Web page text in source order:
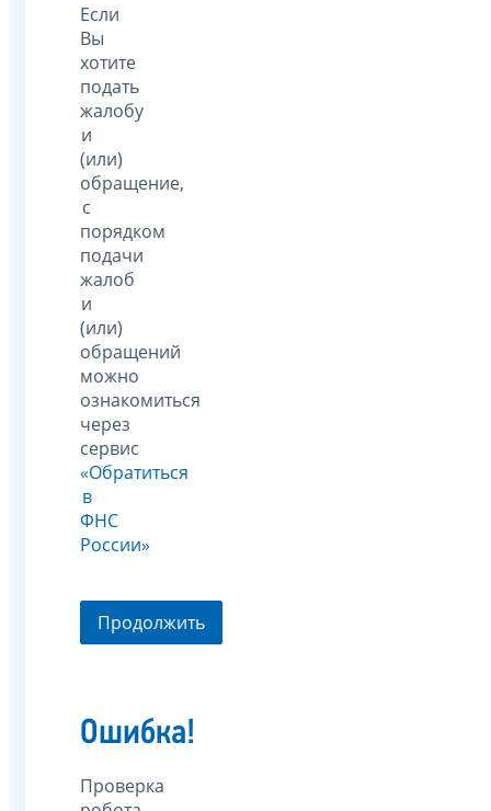
Если
Вы
хотите
подать
жалобу
и
(или)
обращение,
с
порядком
подачи
жалоб
и
(или)
обращений
можно
ознакомиться
через
сервис
«Обратиться
в
ФНС
России»
Продолжить
Ошибка!
Проверка